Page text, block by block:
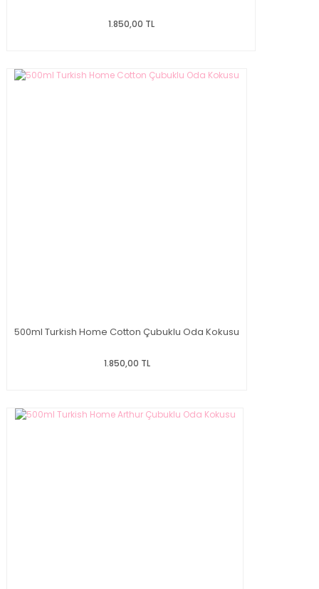
1.850,00 TL
500ml Turkish Home Cotton Çubuklu Oda Kokusu
1.850,00 TL